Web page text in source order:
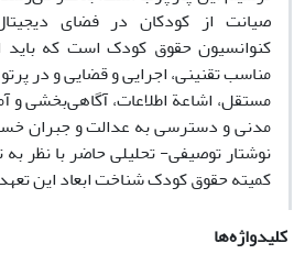
صیانت از کودکان در فضای
کنوانسیون حقوق کودک است که باید
مناسب تقنینی، اجرایی و قضایی و در
مستقل، اشاعة اطلاعات، آگاهی‌بخشی و
مدنی و دسترسی به عدالت و جبران
کمیته حقوق کودک شناخت ابعاد این
کلیدواژه‌ها